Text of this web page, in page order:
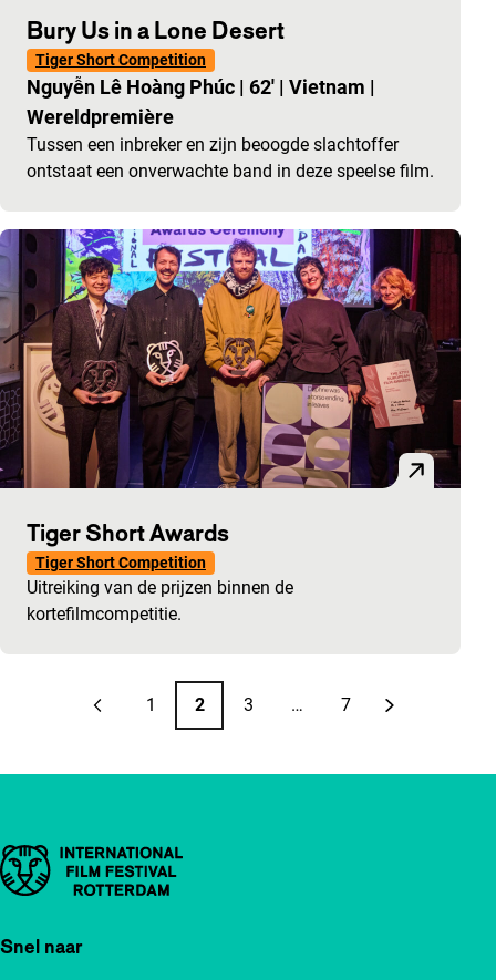
Bury Us in a Lone Desert
Tiger Short Competition
Nguyễn Lê Hoàng Phúc | 62' | Vietnam |
Wereldpremière
Tussen een inbreker en zijn beoogde slachtoffer
ontstaat een onverwachte band in deze speelse film.
Tiger Short Awards
Tiger Short Competition
Uitreiking van de prijzen binnen de
kortefilmcompetitie.
Vorige pagina
Pagina
1
Pagina
2
Pagina
3 …
Pagina
7
Belangrijke links
Snel naar